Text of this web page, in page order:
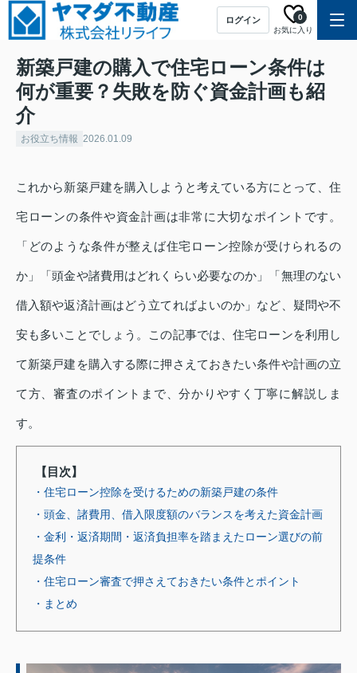
ログイン
お気に入り
0
新築戸建の購入で住宅ローン条件は
何が重要？失敗を防ぐ資金計画も紹
介
お役立ち情報 2026.01.09
これから新築戸建を購入しようと考えている方にとって、住
宅ローンの条件や資金計画は非常に大切なポイントです。
「どのような条件が整えば住宅ローン控除が受けられるの
か」「頭金や諸費用はどれくらい必要なのか」「無理のない
借入額や返済計画はどう立てればよいのか」など、疑問や不
安も多いことでしょう。この記事では、住宅ローンを利用し
て新築戸建を購入する際に押さえておきたい条件や計画の立
て方、審査のポイントまで、分かりやすく丁寧に解説しま
す。
【目次】
・住宅ローン控除を受けるための新築戸建の条件
・頭金、諸費用、借入限度額のバランスを考えた資金計画
・金利・返済期間・返済負担率を踏まえたローン選びの前
提条件
・住宅ローン審査で押さえておきたい条件とポイント
・まとめ